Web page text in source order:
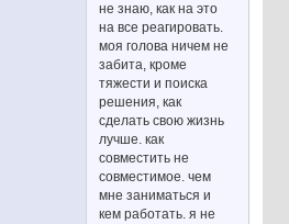
не знаю, как на это
на все реагировать.
моя голова ничем не
забита, кроме
тяжести и поиска
решения, как
сделать свою жизнь
лучше. как
совместить не
совместимое. чем
мне заниматься и
кем работать. я не